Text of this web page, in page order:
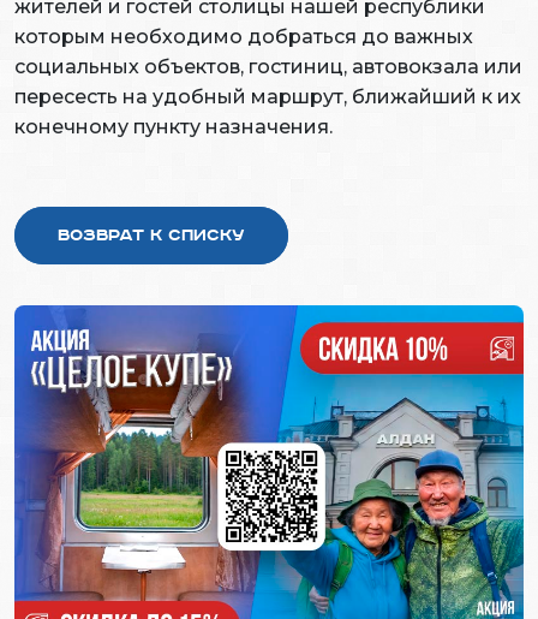
жителей и гостей столицы нашей республики
которым необходимо добраться до важных
социальных объектов, гостиниц, автовокзала или
пересесть на удобный маршрут, ближайший к их
конечному пункту назначения.
Возврат к списку